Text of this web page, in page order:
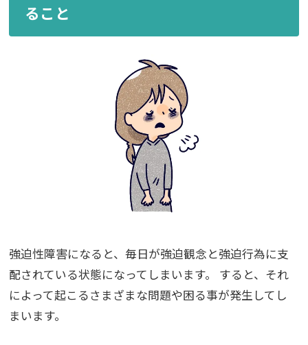
ること
強迫性障害になると、毎日が強迫観念と強迫行為に支
配されている状態になってしまいます。
すると、それ
によって起こるさまざまな問題や困る事が発生してし
まいます。